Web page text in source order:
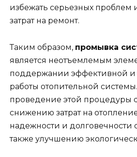
избежать серьезных проблем
затрат на ремонт.
Таким образом, промывка
является неотъемлемым
поддержании эффективной и
работы отопительной
проведение этой процедуры
снижению затрат на
надежности и долговечности
также улучшению